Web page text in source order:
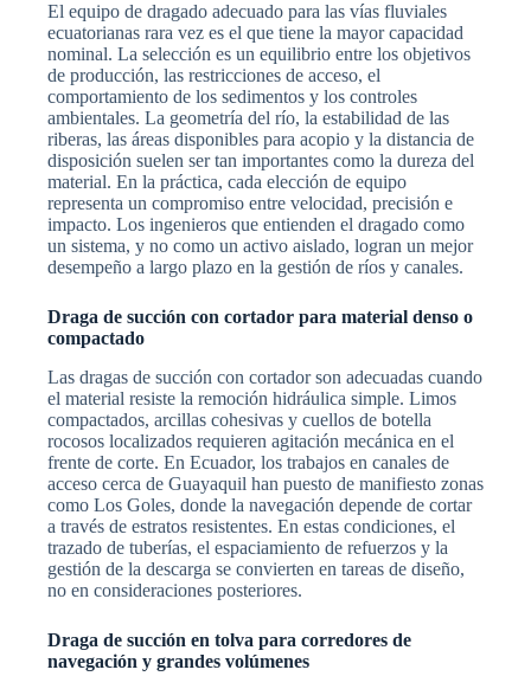
El equipo de dragado adecuado para las vías fluviales
ecuatorianas rara vez es el que tiene la mayor capacidad
nominal. La selección es un equilibrio entre los objetivos
de producción, las restricciones de acceso, el
comportamiento de los sedimentos y los controles
ambientales. La geometría del río, la estabilidad de las
riberas, las áreas disponibles para acopio y la distancia de
disposición suelen ser tan importantes como la dureza del
material. En la práctica, cada elección de equipo
representa un compromiso entre velocidad, precisión e
impacto. Los ingenieros que entienden el dragado como
un sistema, y no como un activo aislado, logran un mejor
desempeño a largo plazo en la gestión de ríos y canales.
Draga de succión con cortador para material denso o
compactado
Las dragas de succión con cortador son adecuadas cuando
el material resiste la remoción hidráulica simple. Limos
compactados, arcillas cohesivas y cuellos de botella
rocosos localizados requieren agitación mecánica en el
frente de corte. En Ecuador, los trabajos en canales de
acceso cerca de Guayaquil han puesto de manifiesto zonas
como Los Goles, donde la navegación depende de cortar
a través de estratos resistentes. En estas condiciones, el
trazado de tuberías, el espaciamiento de refuerzos y la
gestión de la descarga se convierten en tareas de diseño,
no en consideraciones posteriores.
Draga de succión en tolva para corredores de
navegación y grandes volúmenes